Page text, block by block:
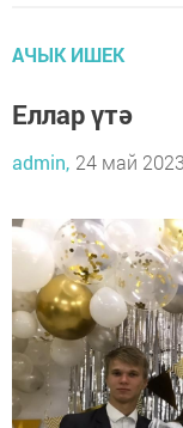
АЧЫК ИШЕК
Еллар үтә
admin, 24 май